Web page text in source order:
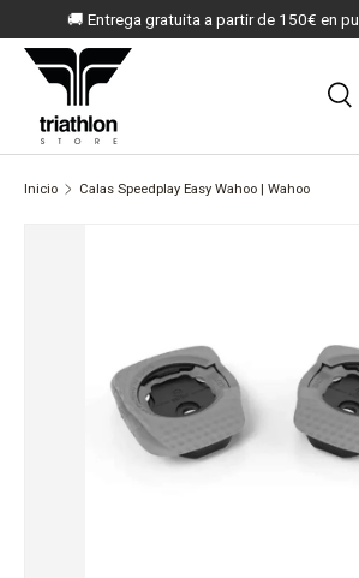
IR AL CONTENIDO
🚚 Entrega gratuita a partir de 150€ en
Buscar
Inicio Calas Speedplay Easy Wahoo | Wahoo